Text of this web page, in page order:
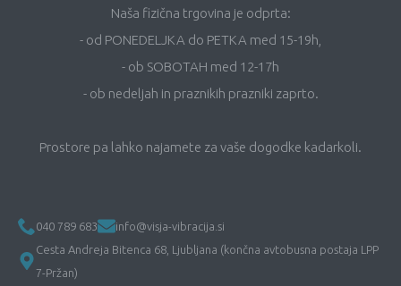
Naša fizična trgovina je odprta:
- od PONEDELJKA do PETKA med 15-19h,
- ob SOBOTAH med 12-17h
- ob nedeljah in praznikih prazniki zaprto.
Prostore pa lahko najamete za vaše dogodke kadarkoli.
040 789 683
info@visja-vibracija.si
Cesta Andreja Bitenca 68, Ljubljana (končna avtobusna postaja LPP
7-Pržan)